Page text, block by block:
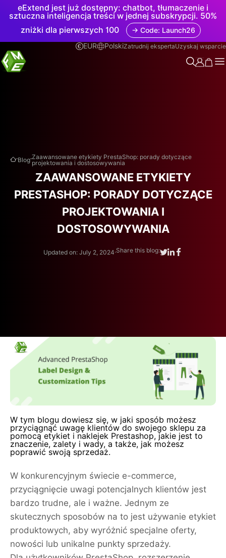
eExtend jest już dostępny: chatbot, tłumaczenie i
sztuczna inteligencja treści w jednej subskrypcji. 50%
zniżki dla pierwszych 100
→ Code: Launch26
EUR
PolskiZatrudnij ekspertaUzyskaj wsparcie
.Blog.Zaawansowane etykiety PrestaShop: porady dotyczące
projektowania i dostosowywania
ZAAWANSOWANE ETYKIETY
PRESTASHOP: PORADY DOTYCZĄCE
PROJEKTOWANIA I
DOSTOSOWYWANIA
Updated on: July 2, 2024.Share this blog:
W tym blogu dowiesz się, w jaki sposób możesz
przyciągnąć uwagę klientów do swojego sklepu za
pomocą etykiet i naklejek Prestashop, jakie jest to
znaczenie, zalety i wady, a także, jak możesz
poprawić swoją sprzedaż.
W konkurencyjnym świecie e-commerce,
przyciągnięcie uwagi potencjalnych klientów jest
bardzo trudne, ale i ważne. Jednym ze
skutecznych sposobów na to jest używanie etykiet
produktowych, aby wyróżnić specjalne oferty,
nowości lub unikalne punkty sprzedaży.